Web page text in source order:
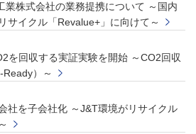
業株式会社の業務提携について ～国内
イクル「Revalue+」に向けて～
を回収する実証実験を開始 ～CO2回収
）～
社を子会社化 ～J&T環境がリサイクル